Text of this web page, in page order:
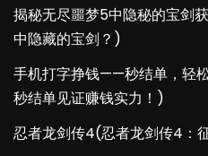
揭秘无尽噩梦5中隐秘的宝剑
中隐藏的宝剑？)
手机打字挣钱——秒结单，轻
秒结单见证赚钱实力！)
忍者龙剑传4(忍者龙剑传4：